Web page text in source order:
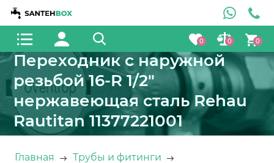
0 0 0
Переходник с наружной
резьбой 16-R 1/2"
нержавеющая сталь Rehau
Rautitan 11377221001
Главная
Трубы и фитинги